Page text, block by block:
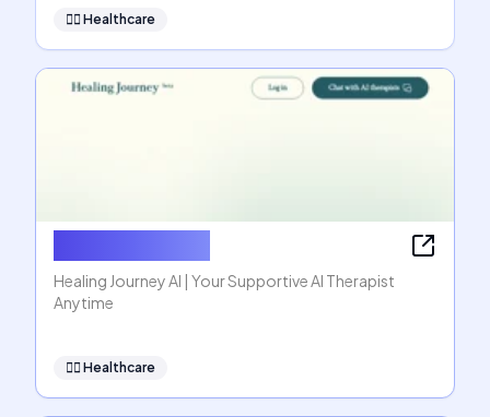
👩‍⚕️ Healthcare
Healing Journey AI | Your Supportive AI Therapist
Anytime
👩‍⚕️ Healthcare